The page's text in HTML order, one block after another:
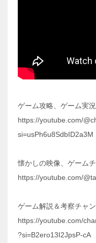
ゲーム攻略、ゲーム実
https://youtube.com/
si=usPh6u8SdbID2a3M
懐かしの映像、ゲーム
https://youtube.com/
ゲーム解説＆考察チャ
https://youtube.com/
?si=B2ero13I2JpsP-cA